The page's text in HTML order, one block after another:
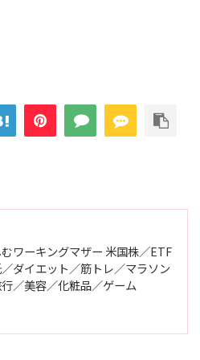
ワーキングマザー 米国株／ETF
ダイエット／筋トレ／マラソン
／美容／化粧品／ゲーム